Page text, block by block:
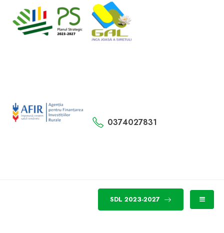
0374027831
SDL 2023-2027